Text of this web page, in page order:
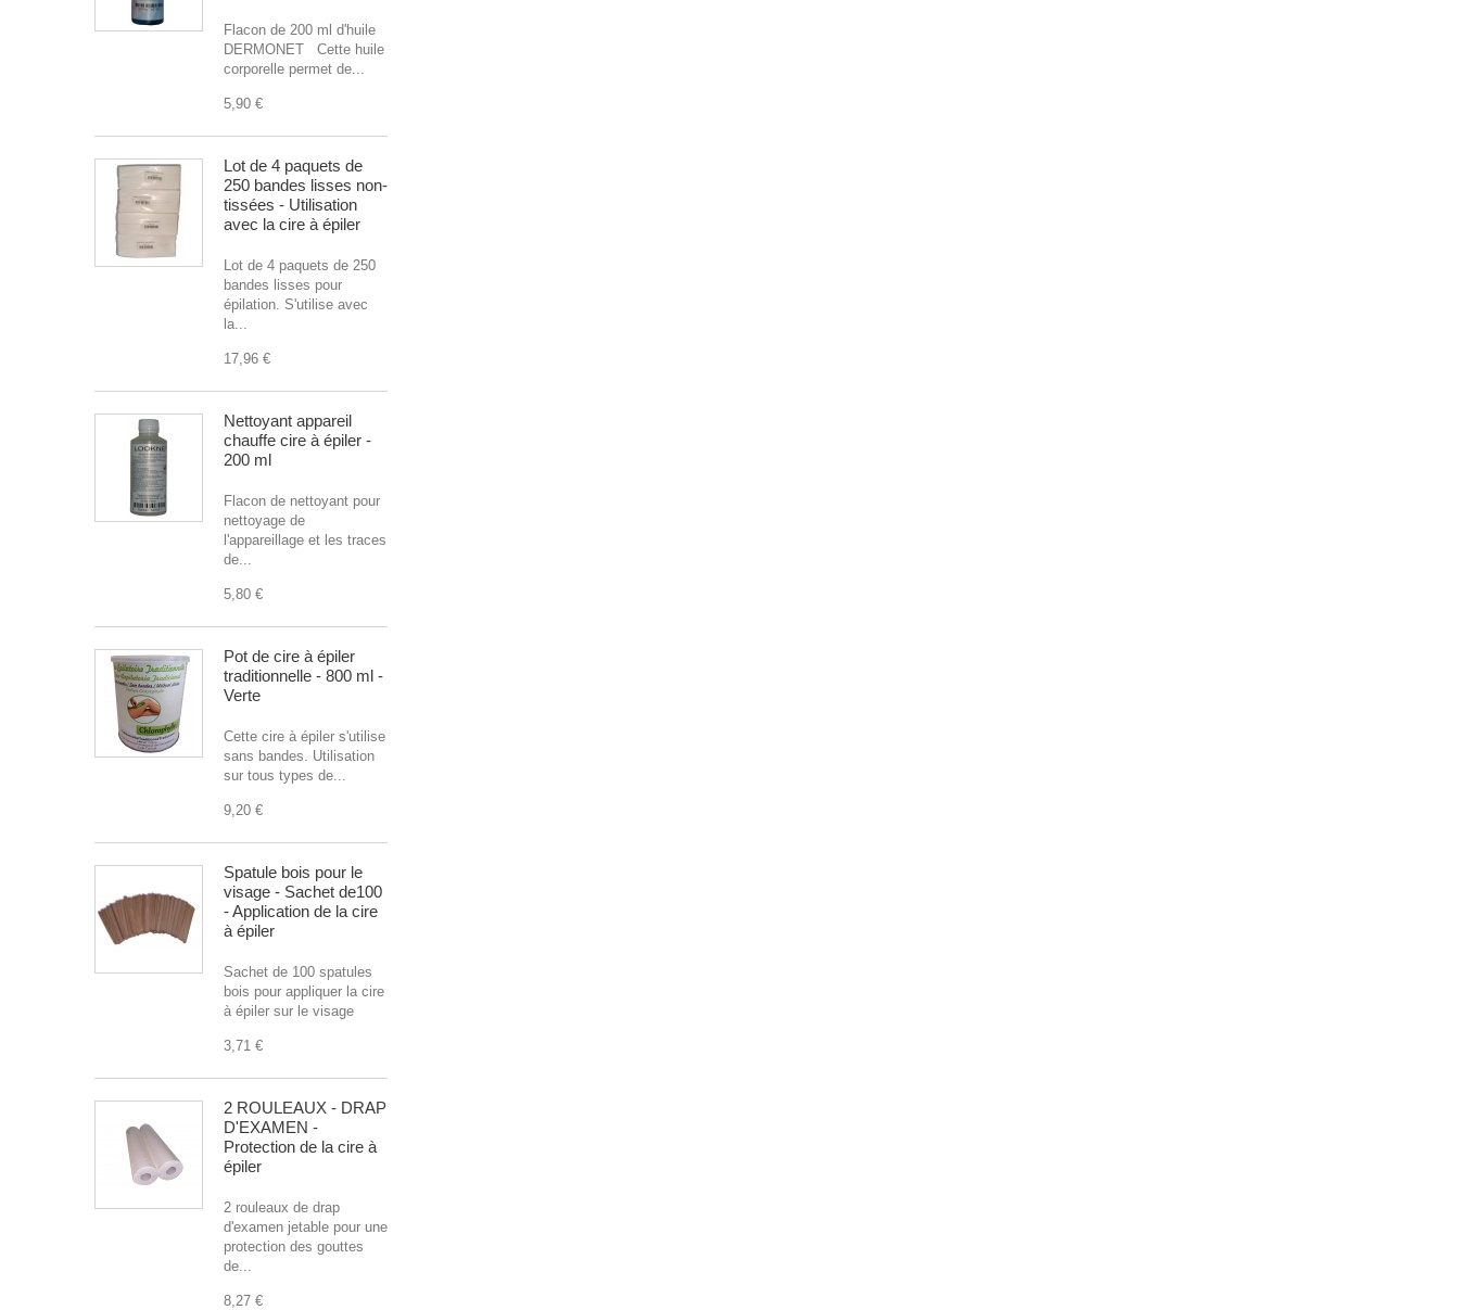
Flacon de 200 ml d'huile
DERMONET Cette huile
corporelle permet de...
5,90 €
Lot de 4 paquets de
250 bandes lisses non-
tissées - Utilisation
avec la cire à épiler
Lot de 4 paquets de 250
bandes lisses pour
épilation. S'utilise avec
la...
17,96 €
Nettoyant appareil
chauffe cire à épiler -
200 ml
Flacon de nettoyant pour
nettoyage de
l'appareillage et les traces
de...
5,80 €
Pot de cire à épiler
traditionnelle - 800 ml -
Verte
Cette cire à épiler s'utilise
sans bandes. Utilisation
sur tous types de...
9,20 €
Spatule bois pour le
visage - Sachet de100
- Application de la cire
à épiler
Sachet de 100 spatules
bois pour appliquer la cire
à épiler sur le visage
3,71 €
2 ROULEAUX - DRAP
D'EXAMEN -
Protection de la cire à
épiler
2 rouleaux de drap
d'examen jetable pour une
protection des gouttes
de...
8,27 €